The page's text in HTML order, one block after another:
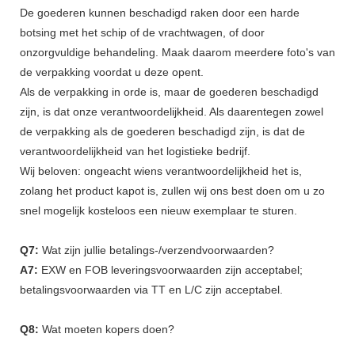
De goederen kunnen beschadigd raken door een harde
botsing met het schip of de vrachtwagen, of door
onzorgvuldige behandeling. Maak daarom meerdere foto's van
de verpakking voordat u deze opent.
Als de verpakking in orde is, maar de goederen beschadigd
zijn, is dat onze verantwoordelijkheid. Als daarentegen zowel
de verpakking als de goederen beschadigd zijn, is dat de
verantwoordelijkheid van het logistieke bedrijf.
Wij beloven: ongeacht wiens verantwoordelijkheid het is,
zolang het product kapot is, zullen wij ons best doen om u zo
snel mogelijk kosteloos een nieuw exemplaar te sturen.
Q7: Wat zijn jullie betalings-/verzendvoorwaarden?
A7: EXW en FOB leveringsvoorwaarden zijn acceptabel;
betalingsvoorwaarden via TT en L/C zijn acceptabel.
Q8: Wat moeten kopers doen?